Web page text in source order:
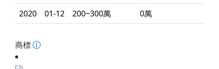
2020
01-12 200~300萬 0萬
商標